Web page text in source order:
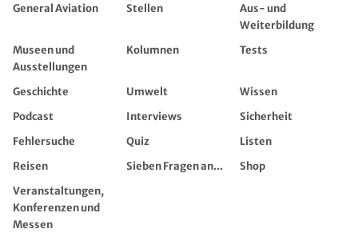
General Aviation
Stellen
Aus- und
Weiterbildung
Museen und
Ausstellungen
Kolumnen Tests
Geschichte Umwelt
Wissen
Podcast
Interviews
Sicherheit
Fehlersuche
Quiz
Listen
Reisen
Sieben Fragen an...
Shop
Veranstaltungen,
Konferenzen und
Messen